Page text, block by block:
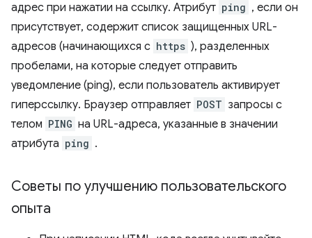
адрес при нажатии на ссылку. Атрибут ping , если он
присутствует, содержит список защищенных URL-
адресов (начинающихся с https ), разделенных
пробелами, на которые следует отправить
уведомление (ping), если пользователь активирует
гиперссылку. Браузер отправляет POST запросы с
телом PING на URL-адреса, указанные в значении
атрибута ping .
Советы по улучшению пользовательского
опыта